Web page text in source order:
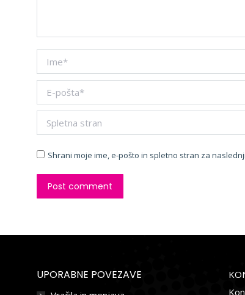
Name *
Email *
Spletna stran
Shrani moje ime, e-pošto in spletno stran za
Post comment
UPORABNE POVEZAVE